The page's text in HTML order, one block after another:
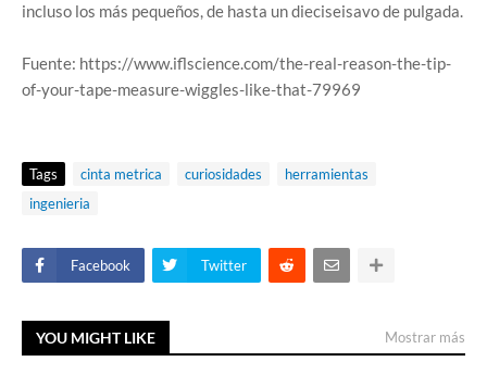
incluso los más pequeños, de hasta un dieciseisavo de pulgada.
Fuente: https://www.iflscience.com/the-real-reason-the-tip-
of-your-tape-measure-wiggles-like-that-79969
Tags cinta metrica curiosidades
herramientas
ingenieria
Facebook Twitter
YOU MIGHT LIKE Mostrar más